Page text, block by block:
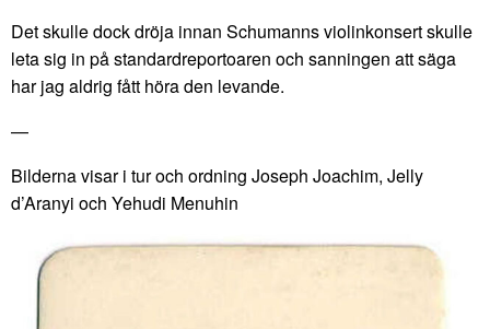
Det skulle dock dröja innan Schumanns violinkonsert skulle
leta sig in på standardreportoaren och sanningen att säga
har jag aldrig fått höra den levande.
—
Bilderna visar i tur och ordning Joseph Joachim, Jelly
d’Aranyi och Yehudi Menuhin